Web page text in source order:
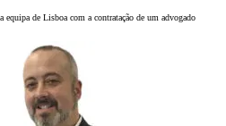
equipa de Lisboa com a contratação de um advogado